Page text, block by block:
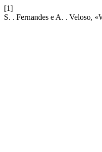
[1]
S. . Fernandes e A. . Veloso,